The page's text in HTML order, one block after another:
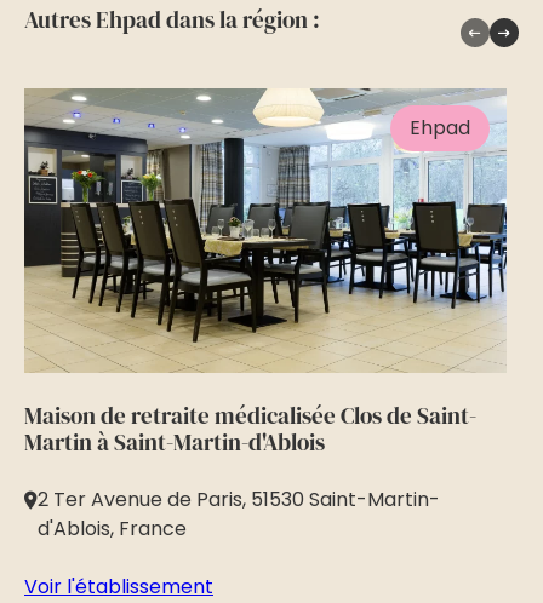
Autres Ehpad dans la région :
Ehpad
Maison de retraite médicalisée Clos de Saint-
Martin à Saint-Martin-d'Ablois
2 Ter Avenue de Paris, 51530 Saint-Martin-
d'Ablois, France
Voir l'établissement